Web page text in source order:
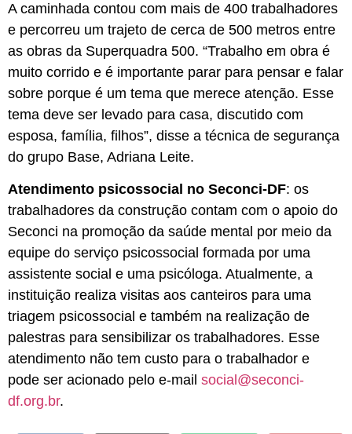
A caminhada contou com mais de 400 trabalhadores
e percorreu um trajeto de cerca de 500 metros entre
as obras da Superquadra 500. “Trabalho em obra é
muito corrido e é importante parar para pensar e falar
sobre porque é um tema que merece atenção. Esse
tema deve ser levado para casa, discutido com
esposa, família, filhos”, disse a técnica de segurança
do grupo Base, Adriana Leite.
Atendimento psicossocial no Seconci-DF: os
trabalhadores da construção contam com o apoio do
Seconci na promoção da saúde mental por meio da
equipe do serviço psicossocial formada por uma
assistente social e uma psicóloga. Atualmente, a
instituição realiza visitas aos canteiros para uma
triagem psicossocial e também na realização de
palestras para sensibilizar os trabalhadores. Esse
atendimento não tem custo para o trabalhador e
pode ser acionado pelo e-mail social@seconci-
df.org.br.